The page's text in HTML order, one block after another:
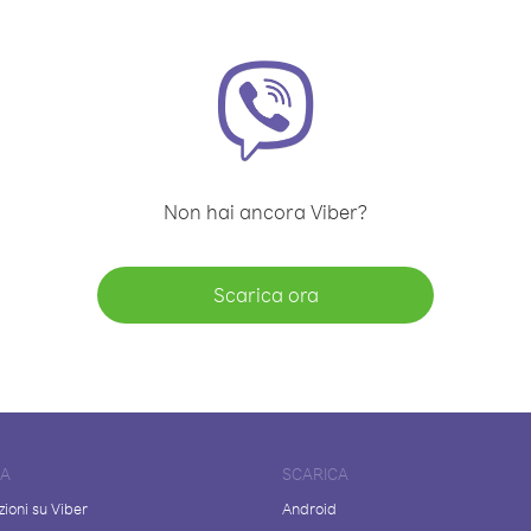
Non hai ancora Viber?
Scarica ora
su Viber
SCARICA
Android